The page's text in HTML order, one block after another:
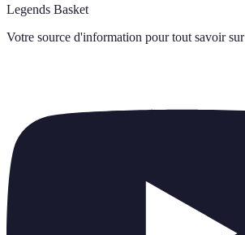
Legends Basket
Votre source d'information pour tout savoir sur